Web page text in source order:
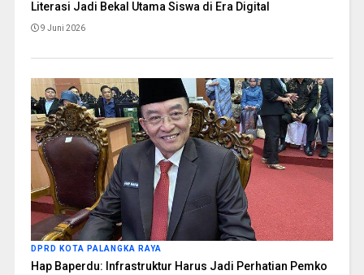
Literasi Jadi Bekal Utama Siswa di Era Digital
9 Juni 2026
DPRD KOTA PALANGKA RAYA
Hap Baperdu: Infrastruktur Harus Jadi Perhatian Pemko